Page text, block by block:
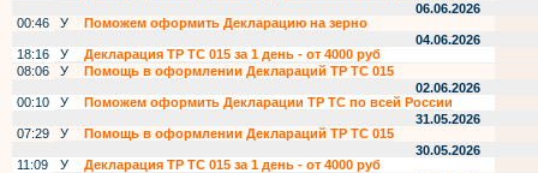
06.06.2026
00:46
У
Поможем оформить Декларацию на зерно
04.06.2026
18:16
У
Декларация ТР ТС 015 за 1 день - от 4000 руб
08:06
У
Помощь в оформлении Деклараций ТР ТС 015
02.06.2026
00:10
У
Поможем оформить Декларации ТР ТС по всей России
31.05.2026
07:29
У
Помощь в оформлении Деклараций ТР ТС 015
30.05.2026
11:09
У
Декларация ТР ТС 015 за 1 день - от 4000 руб